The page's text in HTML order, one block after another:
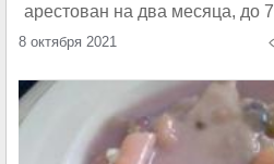
арестован на два месяца, до
8 октября 2021